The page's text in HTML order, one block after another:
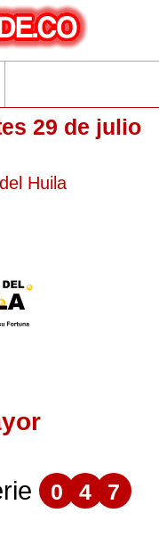
29 de julio
Huila
0 4 7